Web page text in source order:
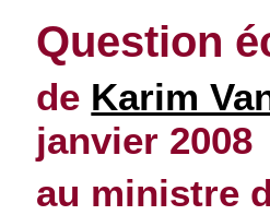
Question
de Karim
janvier 2008
au ministre